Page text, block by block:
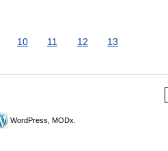
10 11 12 13
WordPress, MODx.